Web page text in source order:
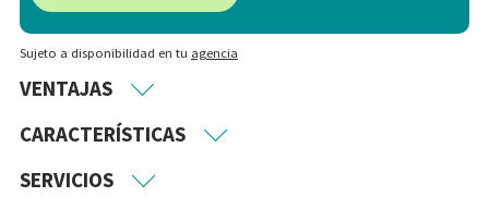
Sujeto a disponibilidad en tu agencia
VENTAJAS
CARACTERÍSTICAS
SERVICIOS